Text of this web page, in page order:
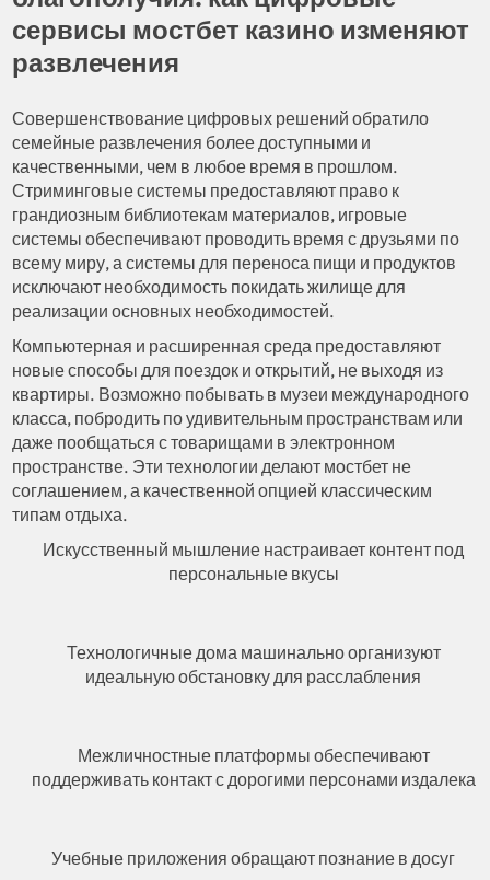
сервисы мостбет казино изменяют
развлечения
Совершенствование цифровых решений обратило
семейные развлечения более доступными и
качественными, чем в любое время в прошлом.
Стриминговые системы предоставляют право к
грандиозным библиотекам материалов, игровые
системы обеспечивают проводить время с друзьями по
всему миру, а системы для переноса пищи и продуктов
исключают необходимость покидать жилище для
реализации основных необходимостей.
Компьютерная и расширенная среда предоставляют
новые способы для поездок и открытий, не выходя из
квартиры. Возможно побывать в музеи международного
класса, побродить по удивительным пространствам или
даже пообщаться с товарищами в электронном
пространстве. Эти технологии делают мостбет не
соглашением, а качественной опцией классическим
типам отдыха.
Искусственный мышление настраивает контент под
персональные вкусы
Технологичные дома машинально организуют
идеальную обстановку для расслабления
Межличностные платформы обеспечивают
поддерживать контакт с дорогими персонами издалека
Учебные приложения обращают познание в досуг